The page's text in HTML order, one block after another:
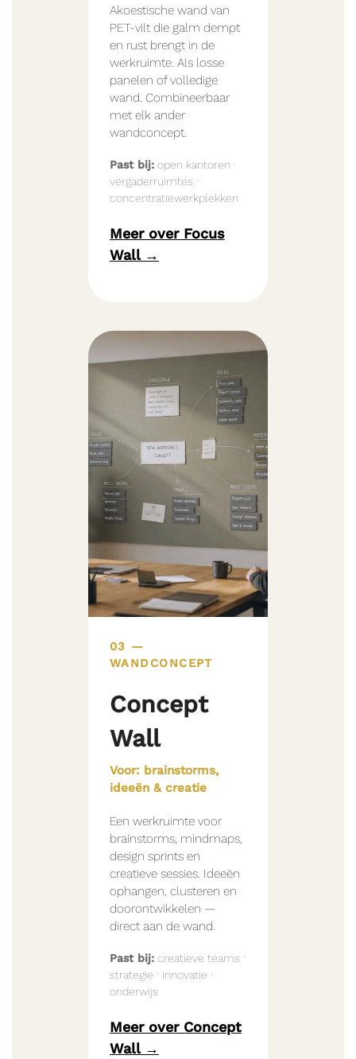
Akoestische wand van
PET-vilt die galm dempt
en rust brengt in de
werkruimte. Als losse
panelen of volledige
wand. Combineerbaar
met elk ander
wandconcept.
Past bij:open kantoren ·
vergaderruimtes ·
concentratiewerkplekken
Meer over Focus
Wall →
03 —
WANDCONCEPT
Concept
Wall
Voor: brainstorms,
ideeën & creatie
Een werkruimte voor
brainstorms, mindmaps,
design sprints en
creatieve sessies. Ideeën
ophangen, clusteren en
doorontwikkelen —
direct aan de wand.
Past bij:creatieve teams ·
strategie · innovatie ·
onderwijs
Meer over Concept
Wall →